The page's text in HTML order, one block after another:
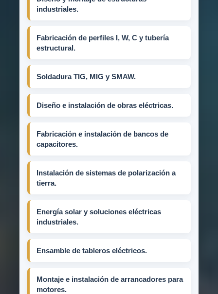
industriales.
Fabricación de perfiles I, W, C y tubería
estructural.
Soldadura TIG, MIG y SMAW.
Diseño e instalación de obras eléctricas.
Fabricación e instalación de bancos de
capacitores.
Instalación de sistemas de polarización a
tierra.
Energía solar y soluciones eléctricas
industriales.
Ensamble de tableros eléctricos.
Montaje e instalación de arrancadores para
motores.